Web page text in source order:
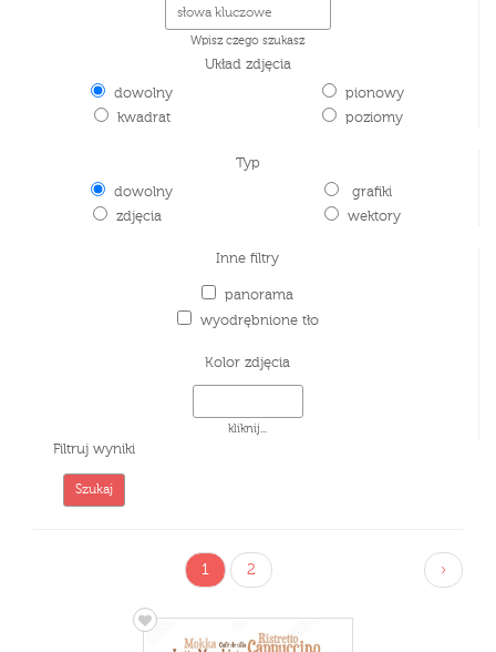
Wpisz czego szukasz
Układ zdjęcia
dowolny
kwadrat
pionowy
poziomy
Typ
dowolny
zdjęcia
grafiki
wektory
Inne filtry
panorama
wyodrębnione tło
Kolor zdjęcia
kliknij...
Filtruj wyniki
1 2 ›